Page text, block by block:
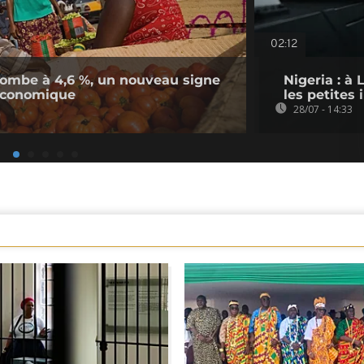
à 4,6 %, un nouveau signe
02:12
Nigeria : à
les petites
28/07 - 14:33